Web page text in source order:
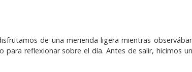
de una merienda ligera mientras
reflexionar sobre el día. Antes de salir, hicimos